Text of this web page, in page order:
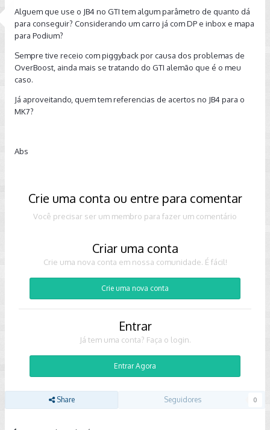
Alguem que use o JB4 no GTI tem algum parâmetro de quanto dá
para conseguir? Considerando um carro já com DP e inbox e mapa
para Podium?
Sempre tive receio com piggyback por causa dos problemas de
OverBoost, ainda mais se tratando do GTI alemão que é o meu
caso.
Já aproveitando, quem tem referencias de acertos no JB4 para o
MK7?
Abs
Crie uma conta ou entre para comentar
Você precisar ser um membro para fazer um comentário
Criar uma conta
Crie uma nova conta em nossa comunidade. É fácil!
Crie uma nova conta
Entrar
Já tem uma conta? Faça o login.
Entrar Agora
Share Seguidores 0